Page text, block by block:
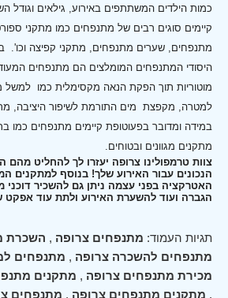
כמות הילדים המשתתפים באירוע, גילאים וגודל
קיימים סוגים רבים של מתנפחים כמו מתקני
מתנפחים, שערים מתנפחים, מתקני קפיצה וכו'.
היסודי המתנפחים המומלצים הם מתנפחים
מוטוריות תוך הפקת הנאה מקסימלית כמו
למטרה, מקפצת מים התורמת לשיפור היציבה,
במידה ומדובר בפעוטופת קיימים מתנפחים כמו
מתקנים מגוונים ובטוחים.
צוות טרמפולינו צרופה יעזרו לך להחליט
הנכונים עבור האירוע שלך! בנוסף למתקנים
האטרקציה בפני עצמה ניתן גם להשכיר דוכני
הגברה ועוד להשערת האירוע ולתת עוד
תגיות העמוד: מתנפחים צרופה , השכרת
מתנפחים להשכרה צרופה , מתנפחים
מכירת מתנפחים צרופה , מתקנים
, מתקנים מתנפחים צרופה , מתנפחים